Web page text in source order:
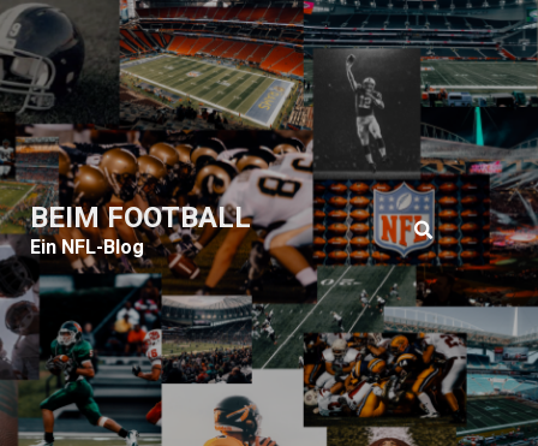
BEIM FOOTBALL
Ein NFL-Blog